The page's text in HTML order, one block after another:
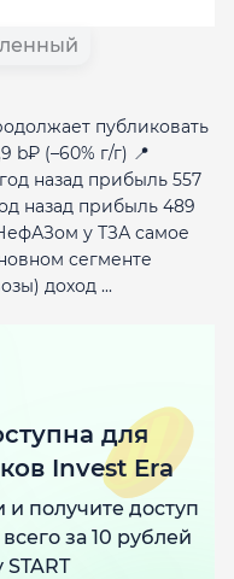
публиковать
b₽ (–60% г/г) 📍
назад прибыль 557
назад прибыль 489
у ТЗА самое
сегменте
доход ...
для
Invest Era
и получите доступ
за 10 рублей